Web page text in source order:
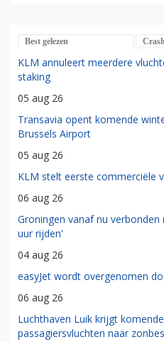
Best gelezen
KLM annuleert meerdere
staking
05 aug 26
Transavia opent komende
Brussels Airport
05 aug 26
KLM stelt eerste commerciële
06 aug 26
Groningen vanaf nu
uur rijden'
04 aug 26
easyJet wordt overgenomen
06 aug 26
Luchthaven Luik krijgt
passagiersvluchten naar